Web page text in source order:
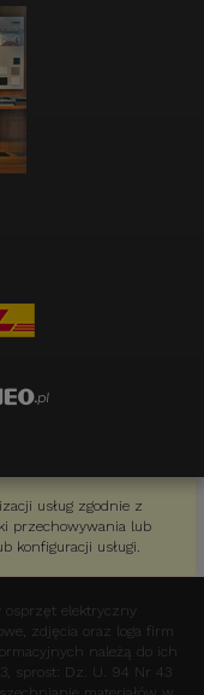
usług zgodnie z
przechowywania lub
konfiguracji usługi.
elektryczny
zdjęcia oraz loga firm
należą do ich
sprost: Dz. U. 94 Nr 43